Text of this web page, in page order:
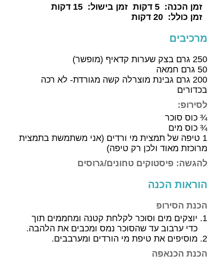
זמן הכנה:5 דקות זמן בישול:15 דקות
זמן כולל:20 דקות
מרכיבים
250 גרם בצק שערות קדאיף (מופשר)
50 גרם חמאה
200 גרם גבינת מוצרלה קשה מגורדת- לא רכה
בכדורים
לסירופ:
¾ כוס סוכר
¾ כוס מים
1 טיפה של תמצית מי ורדים (אני משתמשת בתמצית
מרוכזת מאוד ולכן רק טיפה)
להגשה: פיסטוקים טחונים/גרוסים
הוראות הכנה
הכנת הסירופ
יוצקים מים וסוכר לקלחת קטנה ומחממים תוך
כדי ערבוב עד שהסוכר נמס ומכבים את הלהבה.
מוסיפים את טיפת מי הורדים ומערבבים.
הכנת הכנאפה